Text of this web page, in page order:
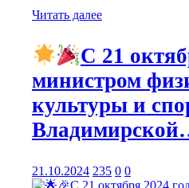
Читать далее
С 21
министром
культуры и
21.10.2024 235 0 0